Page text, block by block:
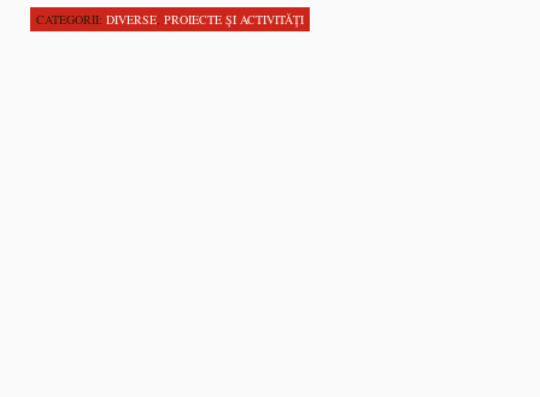
CATEGORII: DIVERSE, PROIECTE ŞI ACTIVITĂŢI